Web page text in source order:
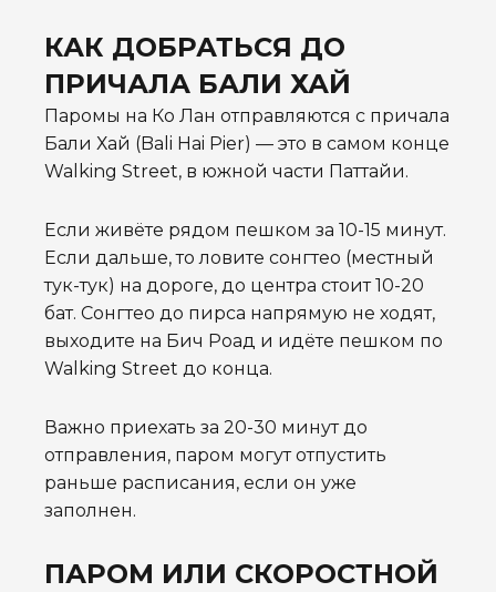
КАК ДОБРАТЬСЯ ДО
ПРИЧАЛА БАЛИ ХАЙ
Паромы на Ко Лан отправляются с причала
Бали Хай (Bali Hai Pier) — это в самом конце
Walking Street, в южной части Паттайи.
Если живёте рядом пешком за 10-15 минут.
Если дальше, то ловите сонгтео (местный
тук-тук) на дороге, до центра стоит 10-20
бат. Сонгтео до пирса напрямую не ходят,
выходите на Бич Роад и идёте пешком по
Walking Street до конца.
Важно приехать за 20-30 минут до
отправления, паром могут отпустить
раньше расписания, если он уже
заполнен.
ПАРОМ ИЛИ СКОРОСТНОЙ